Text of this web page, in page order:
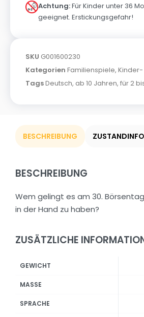
Achtung:Für Kinder unter 36
geeignet. Erstickungsgefahr!
SKU G001600230
Kategorien Familienspiele, Kinder-
TagsDeutsch, ab 10 Jahren, für 2
BESCHREIBUNG
BESCHREIBUNG
Wem gelingt es am 30.
in der Hand zu haben?
ZUSÄTZLICHE
GEWICHT
MASSE
SPRACHE